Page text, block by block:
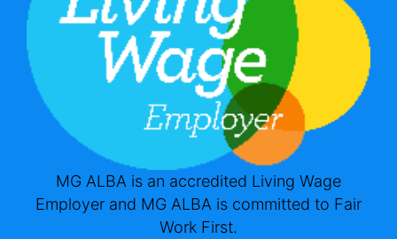
MG ALBA is an accredited Living Wage
Employer and MG ALBA is committed to Fair
Work First.